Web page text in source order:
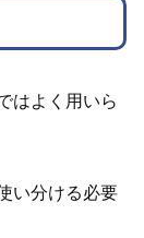
はよく用いら
い分ける必要